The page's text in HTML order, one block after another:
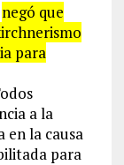
negó que
para
a la
en la causa
para